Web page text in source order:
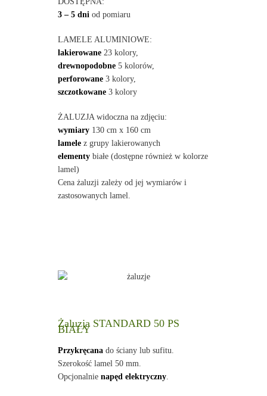
3 – 5 dni od pomiaru
LAMELE ALUMINIOWE:
lakierowane23 kolory,
drewnopodobne5 kolorów,
perforowane3 kolory,
szczotkowane3 kolory
ŻALUZJA widoczna na zdjęciu:
wymiary130 cm x 160 cm
lamelez grupy lakierowanych
elementybiałe (dostępne również w kolorze
lamel)
Cena żaluzji zależy od jej wymiarów i
zastosowanych lamel.
Żaluzja STANDARD 50 PS
BIAŁY
Przykręcanado ściany lub sufitu.
Szerokość lamel 50 mm.
Opcjonalnie napęd elektryczny.